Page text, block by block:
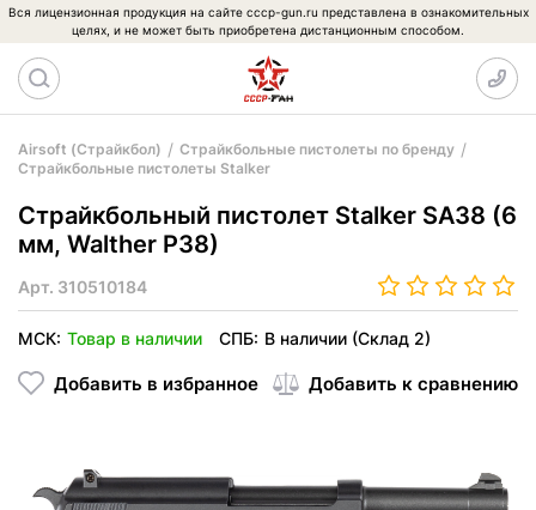
Вся лицензионная продукция на сайте cccp-gun.ru представлена в ознакомительных
целях, и не может быть приобретена дистанционным способом.
Airsoft (Страйкбол)
Страйкбольные пистолеты по бренду
Страйкбольные пистолеты Stalker
Страйкбольный пистолет Stalker SA38 (6
мм, Walther P38)
Арт. 310510184
МСК: Товар в наличии СПБ: В наличии (Склад 2)
Добавить в избранное Добавить к сравнению